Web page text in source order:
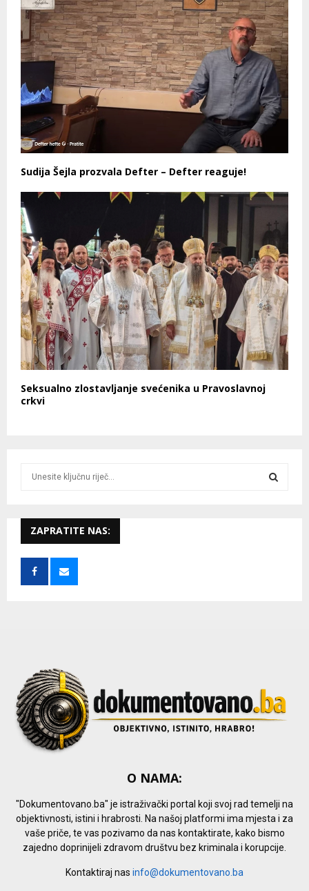
Sudija Šejla prozvala Defter – Defter reaguje!
Seksualno zlostavljanje svećenika u Pravoslavnoj
crkvi
h
f
r
ZAPRATITE NAS:
O NAMA:
"Dokumentovano.ba" je istraživački portal koji svoj rad temelji na
objektivnosti, istini i hrabrosti. Na našoj platformi ima mjesta i za
vaše priče, te vas pozivamo da nas kontaktirate, kako bismo
zajedno doprinijeli zdravom društvu bez kriminala i korupcije.
Kontaktiraj nas info@dokumentovano.ba